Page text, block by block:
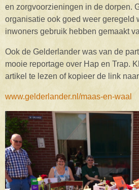
en zorgvoorzieningen in de dorpen.
organisatie ook goed weer geregeld
inwoners gebruik hebben gemaakt
Ook de Gelderlander was van de
mooie reportage over Hap en Trap.
artikel te lezen of kopieer de link
www.gelderlander.nl/maas-en-waal